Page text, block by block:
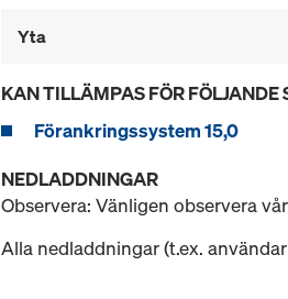
Yta
KAN TILLÄMPAS FÖR FÖLJANDE
Förankringssystem 15,0
NEDLADDNINGAR
Observera: Vänligen observera vår
Alla nedladdningar (t.ex.